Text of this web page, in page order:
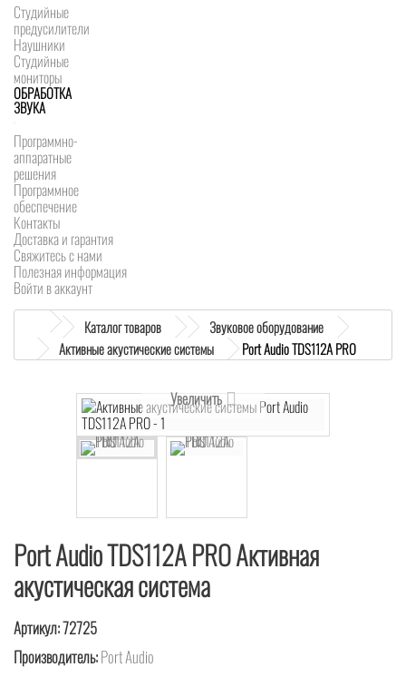
Студийные
предусилители
Наушники
Студийные
мониторы
ОБРАБОТКА
ЗВУКА
Программно-
аппаратные
решения
Программное
обеспечение
Контакты
Доставка и гарантия
Свяжитесь с нами
Полезная информация
Войти в аккаунт
Каталог товаров
Звуковое оборудование
Активные акустические системы
Port Audio TDS112A PRO
Увеличить
Port Audio TDS112A PRO Активная
акустическая система
Артикул:72725
Производитель:Port Audio